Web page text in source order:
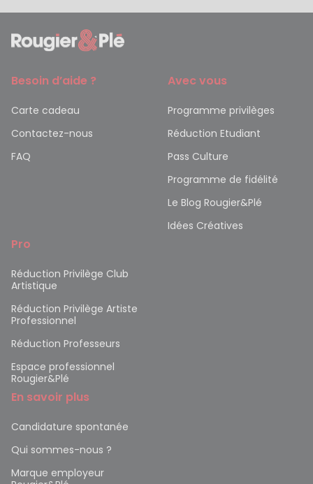
Besoin d’aide ?
Carte cadeau
Contactez-nous
FAQ
Avec vous
Programme privilèges
Réduction Etudiant
Pass Culture
Programme de fidélité
Le Blog Rougier&Plé
Idées Créatives
Pro
Réduction Privilège Club
Artistique
Réduction Privilège Artiste
Professionnel
Réduction Professeurs
Espace professionnel
Rougier&Plé
En savoir plus
Candidature spontanée
Qui sommes-nous ?
Marque employeur